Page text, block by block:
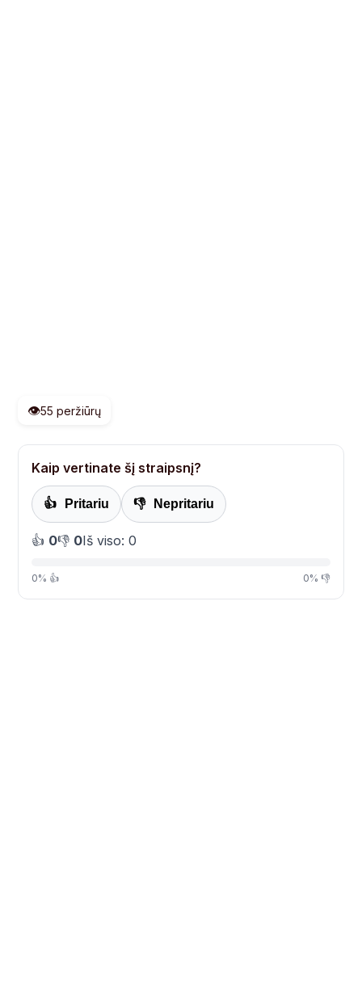
👁️55 peržiūrų
Kaip vertinate šį straipsnį?
👍 Pritariu 👎 Nepritariu
👍 0👎 0Iš viso: 0
0% 👍 0% 👎